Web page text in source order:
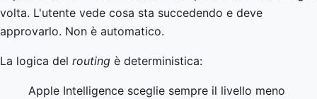
volta. L'utente vede cosa sta succedendo e deve
approvarlo. Non è automatico.
La logica del routing è deterministica:
Apple Intelligence sceglie sempre il livello meno